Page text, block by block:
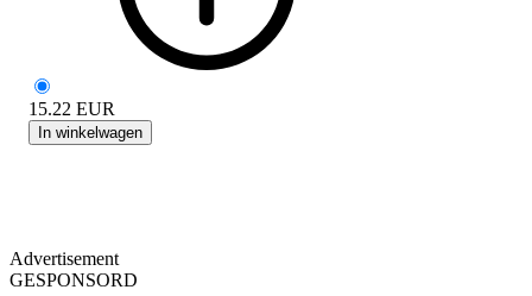
15.22 EUR
In winkelwagen
Advertisement
GESPONSORD